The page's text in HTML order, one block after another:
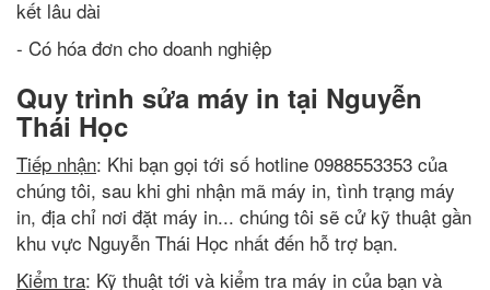
kết lâu dài
- Có hóa đơn cho doanh nghiệp
Quy trình sửa máy in tại Nguyễn
Thái Học
Tiếp nhận: Khi bạn gọi tới số hotline 0988553353 của
chúng tôi, sau khi ghi nhận mã máy in, tình trạng máy
in, địa chỉ nơi đặt máy in... chúng tôi sẽ cử kỹ thuật gần
khu vực Nguyễn Thái Học nhất đến hỗ trợ bạn.
Kiểm tra: Kỹ thuật tới và kiểm tra máy in của bạn và